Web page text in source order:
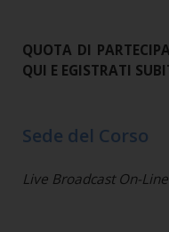
QUOTA DI
QUI E EGISTRATI
Sede del Corso
Live Broadcast On-